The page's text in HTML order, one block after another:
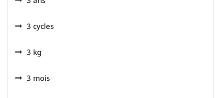
3 cycles
3 kg
3 mois